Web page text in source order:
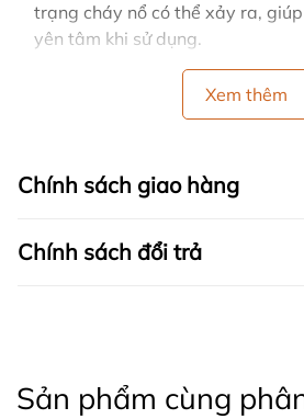
trạng cháy nổ có thể xảy ra,
yên tâm khi sử dụng.
Xem thêm
Chính sách giao hàng
Chính sách đổi trả
Sản phẩm cùng